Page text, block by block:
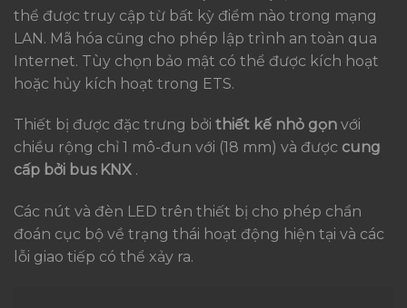
thể được truy cập từ bất kỳ điểm nào trong mạng
LAN. Mã hóa cũng cho phép lập trình an toàn qua
Internet. Tùy chọn bảo mật có thể được kích hoạt
hoặc hủy kích hoạt trong ETS.
Thiết bị được đặc trưng bởi thiết kế nhỏ gọn với
chiều rộng chỉ 1 mô-đun với (18 mm) và được cung
cấp bởi bus KNX .
Các nút và đèn LED trên thiết bị cho phép chẩn
đoán cục bộ về trạng thái hoạt động hiện tại và các
lỗi giao tiếp có thể xảy ra.